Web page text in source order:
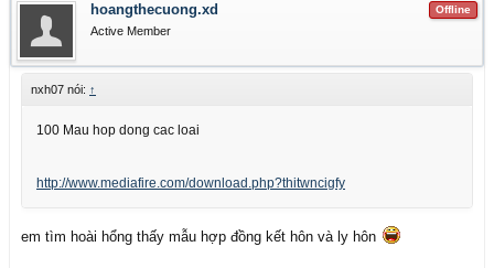
Offline
hoangthecuong.xd
Active Member
nxh07 nói: ↑
100 Mau hop dong cac loai
http://www.mediafire.com/download.php?thitwncigfy
em tìm hoài hổng thấy mẫu hợp đồng kết hôn và ly hôn